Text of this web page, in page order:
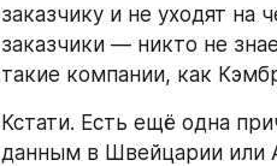
заказчику и не уходят
заказчики — никто не
такие компании, как
Кстати. Есть ещё одна
данным в Швейцарии или